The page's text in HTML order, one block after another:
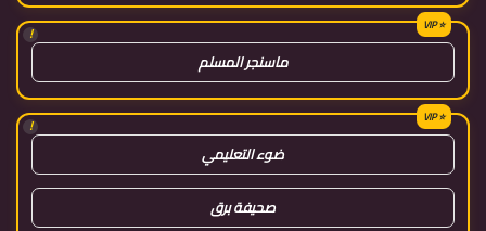
!
ماسنجر المسلم
!
ضوء التعليمي
صحيفة برق